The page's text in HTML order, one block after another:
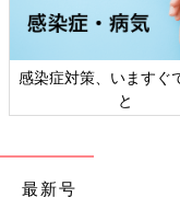
のときの」赤ちゃん・
最新号